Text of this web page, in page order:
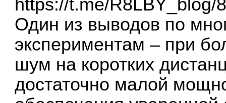
https://t.me/R8LBY_blog/
Один из выводов по
экспериментам – при
шум на коротких
достаточно малой